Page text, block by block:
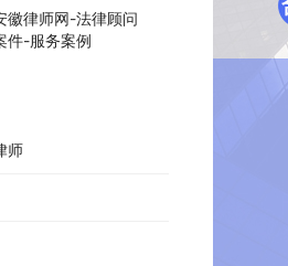
徽律师网-法律顾问
件-服务案例
师